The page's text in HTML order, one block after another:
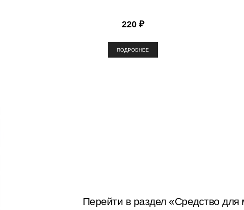
220 ₽
ПОДРОБНЕЕ
Перейти в раздел «Средство для